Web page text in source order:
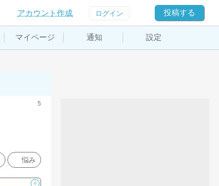
アカウント作成 ログイン 投稿する
マイページ 通知 設定
5
悩み
0